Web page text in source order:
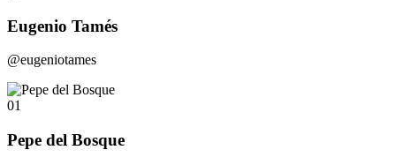
Eugenio Tamés
@eugeniotames
01
Pepe del Bosque